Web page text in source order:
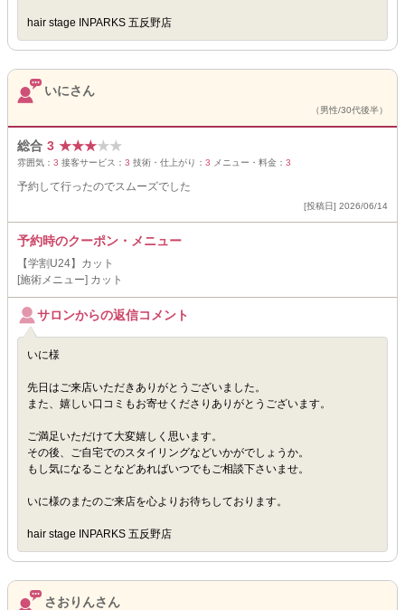
hair stage INPARKS 五反野店
いにさん
（男性/30代後半）
総合 3 ★★★★★
雰囲気： 3 接客サービス： 3 技術・仕上がり： 3 メニュー・料金： 3
予約して行ったのでスムーズでした
[投稿日] 2026/06/14
予約時のクーポン・メニュー
【学割U24】カット
[施術メニュー] カット
サロンからの返信コメント
いに様
先日はご来店いただきありがとうございました。
また、嬉しい口コミもお寄せくださりありがとうございます。
ご満足いただけて大変嬉しく思います。
その後、ご自宅でのスタイリングなどいかがでしょうか。
もし気になることなどあればいつでもご相談下さいませ。
いに様のまたのご来店を心よりお待ちしております。
hair stage INPARKS 五反野店
さおりんさん